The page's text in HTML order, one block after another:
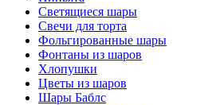
Светящиеся шары
Свечи для торта
Фольгированные шары
Фонтаны из шаров
Хлопушки
Цветы из шаров
Шары Баблс